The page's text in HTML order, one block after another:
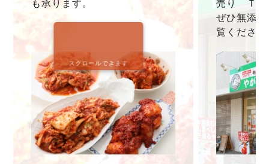
も承ります。
売り ＴＥ
ぜひ無添
覧くださ
スクロールできます